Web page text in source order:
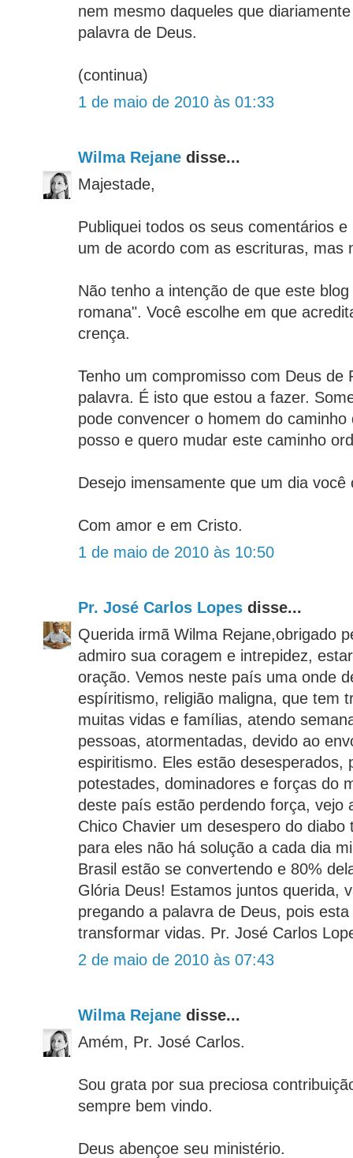
nem mesmo daqueles que
palavra de Deus.
(continua)
1 de maio de 2010 às 01:33
Wilma Rejane disse...
Majestade,
Publiquei todos os seus comentários
um de acordo com as escrituras, mas
Não tenho a intenção de que este
romana". Você escolhe em que
crença.
Tenho um compromisso com Deus de
palavra. É isto que estou a fazer.
pode convencer o homem do caminho
posso e quero mudar este caminho
Desejo imensamente que um dia você
Com amor e em Cristo.
1 de maio de 2010 às 10:50
Pr. José Carlos Lopes disse...
Querida irmã Wilma Rejane,obrigado
admiro sua coragem e intrepidez,
oração. Vemos neste país uma onde
espíritismo, religião maligna, que tem
muitas vidas e famílias, atendo
pessoas, atormentadas, devido ao
espiritismo. Eles estão desesperados,
potestades, dominadores e forças do
deste país estão perdendo força, vejo
Chico Chavier um desespero do
para eles não há solução a cada dia
Brasil estão se convertendo e 80%
Glória Deus! Estamos juntos querida,
pregando a palavra de Deus, pois
transformar vidas. Pr. José Carlos
2 de maio de 2010 às 07:43
Wilma Rejane disse...
Amém, Pr. José Carlos.
Sou grata por sua preciosa
sempre bem vindo.
Deus abençoe seu ministério.